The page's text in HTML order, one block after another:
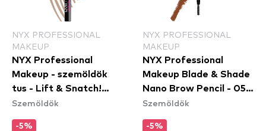
NYX PROFESSIONAL
MAKEUP
NYX Professional
Makeup - szemöldök
tus - Lift & Snatch!
Brow Tint Pen - 01
Szemöldök
-5%
NYX PROFESSIONAL
MAKEUP
NYX Professional
Makeup Blade & Shade
Nano Brow Pencil - 05
Auburn
Szemöldök
-5%